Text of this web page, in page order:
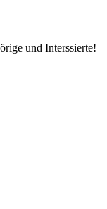
und Interssierte!